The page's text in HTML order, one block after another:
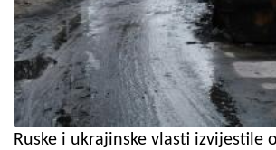
Ruske i ukrajinske vlasti izvijestile